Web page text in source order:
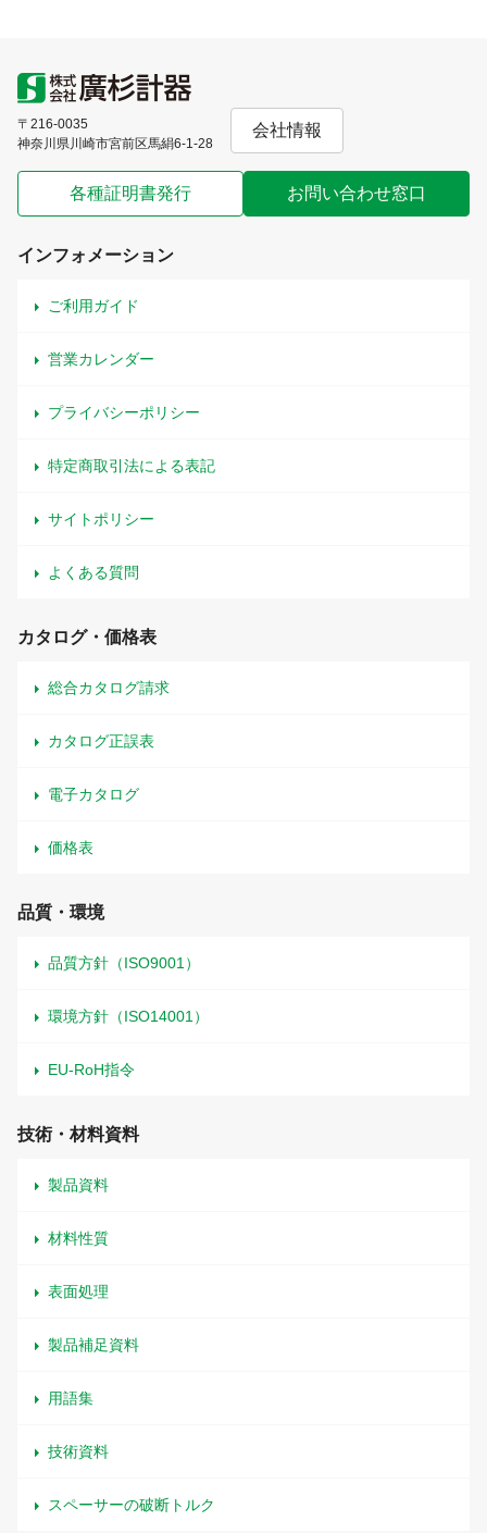
〒216-0035
神奈川県川崎市宮前区馬絹6-1-28
会社情報
各種証明書発行 お問い合わせ窓口
インフォメーション
ご利用ガイド
営業カレンダー
プライバシーポリシー
特定商取引法による表記
サイトポリシー
よくある質問
カタログ・価格表
総合カタログ請求
カタログ正誤表
電子カタログ
価格表
品質・環境
品質方針（ISO9001）
環境方針（ISO14001）
EU-RoH指令
技術・材料資料
製品資料
材料性質
表面処理
製品補足資料
用語集
技術資料
スペーサーの破断トルク